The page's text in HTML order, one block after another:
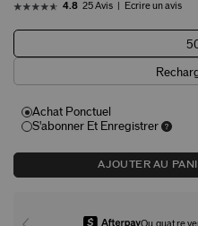
4.8 25 Avis Écrire un avis
Achat Ponctuel
S'abonner Et Enregistrer
AJOUTER AU
Ou quatre